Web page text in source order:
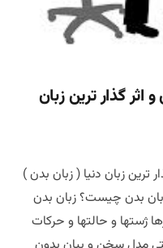
اثر گذار ترین زبان
ترین زبان دنیا ( زبان بدن )
زبان بدن چیست؟ زبان بدن
ژستها و حالتها و حرکات